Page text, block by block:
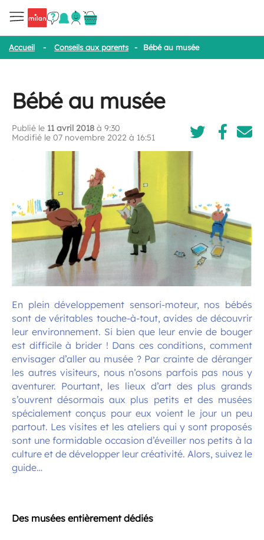
Accueil - Conseils aux parents - Bébé au musée
Bébé au musée
Publié le 11 avril 2018 à 9:30
Modifié le 07 novembre 2022 à 16:51
En plein développement sensori-moteur, nos bébés
sont de véritables touche-à-tout, avides de découvrir
leur environnement. Si bien que leur envie de bouger
est difficile à brider ! Dans ces conditions, comment
envisager d’aller au musée ? Par crainte de déranger
les autres visiteurs, nous n’osons parfois pas nous y
aventurer. Pourtant, les lieux d’art des plus grands
s’ouvrent désormais aux plus petits et des musées
spécialement conçus pour eux voient le jour un peu
partout. Les visites et les ateliers qui y sont proposés
sont une formidable occasion d’éveiller nos petits à la
culture et de développer leur créativité. Alors, suivez le
guide…
Des musées entièrement dédiés